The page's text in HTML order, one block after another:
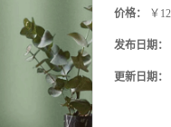
价格： ￥
发布日期：
更新日期：